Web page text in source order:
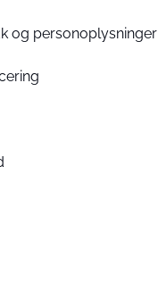
og personoplysninger